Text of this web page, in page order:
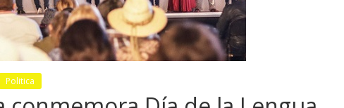
Politica